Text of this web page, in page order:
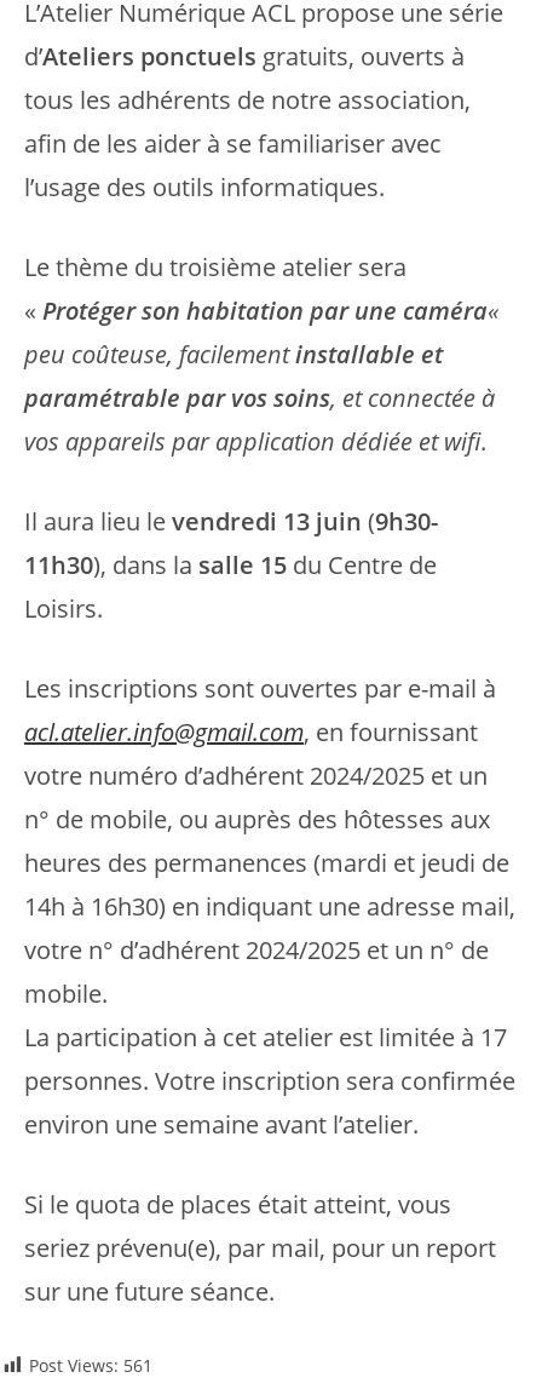
L’Atelier Numérique ACL propose une série
d’Ateliers ponctuels gratuits, ouverts à
tous les adhérents de notre association,
afin de les aider à se familiariser avec
l’usage des outils informatiques.
Le thème du troisième atelier sera
« Protéger son habitation par une caméra«
peu coûteuse, facilementinstallable et
paramétrable par vos soins, et connectée à
vos appareils par application dédiée et wifi.
Il aura lieu levendredi 13 juin (9h30-
11h30), dans la salle 15 du Centre de
Loisirs.
Les inscriptions sont ouvertes par e-mail à
acl.atelier.info@gmail.com, en fournissant
votre numéro d’adhérent 2024/2025 et un
n° de mobile, ou auprès des hôtesses aux
heures des permanences (mardi et jeudi de
14h à 16h30) en indiquant une adresse mail,
votre n° d’adhérent 2024/2025 et un n° de
mobile.
La participation à cet atelier est limitée à 17
personnes. Votre inscription sera confirmée
environ une semaine avant l’atelier.
Si le quota de places était atteint, vous
seriez prévenu(e), par mail, pour un report
sur une future séance.
Post Views: 561